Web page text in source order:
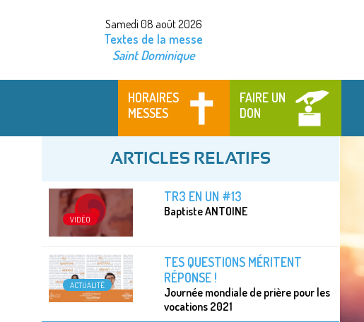
Samedi 08 août 2026
Textes de la messe
Saint Dominique
HORAIRES
MESSES
FAIRE UN
DON
ARTICLES RELATIFS
VIDÉO
TR3 EN UN #13
Baptiste ANTOINE
ACTUALITÉ
TES QUESTIONS MÉRITENT
RÉPONSE !
Journée mondiale de prière pour les
vocations 2021